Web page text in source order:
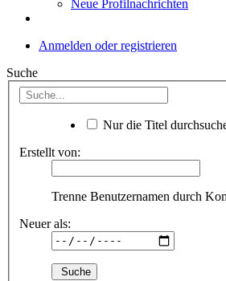
Neue Profilnachrichten
Anmelden oder registrieren
Suche
Nur die Titel
Erstellt von:
Trenne Benutzernamen durch
Neuer als: